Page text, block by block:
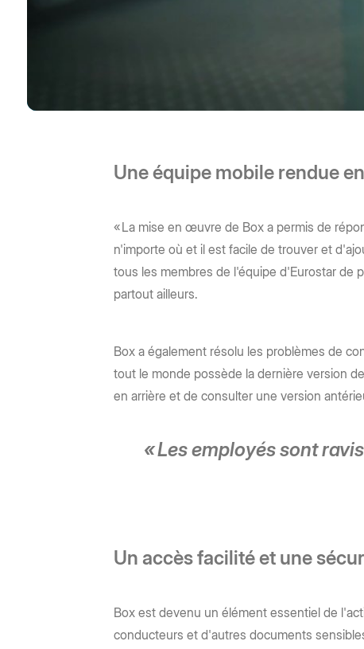
Une équipe mobile rendue
« La mise en œuvre de Box a permis de
n'importe où et il est facile de trouver et
tous les membres de l'équipe d'Eurostar de
partout ailleurs.
Box a également résolu les problèmes de
tout le monde possède la dernière version
en arrière et de consulter une version
« Les employés sont
Un accès facilité et une
Box est devenu un élément essentiel de
conducteurs et d'autres documents